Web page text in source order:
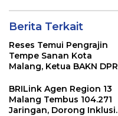
Berita Terkait
Reses Temui Pengrajin
Tempe Sanan Kota
Malang, Ketua BAKN DPR
Diwaduli Naiknya Harga
Bahan Baku Utama
Kedelai
BRILink Agen Region 13
Malang Tembus 104.271
Jaringan, Dorong Inklusi